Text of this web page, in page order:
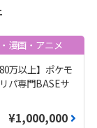
漫画・アニメ
万以上】ポケモ
パ専門BASEサ
¥1,000,000